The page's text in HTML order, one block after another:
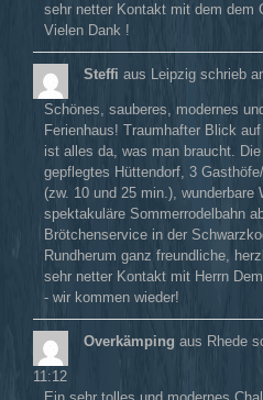
sehr netter Kontakt mit dem dem
Vielen Dank !
Steffi aus Leipzig schrieb
Schönes, sauberes, modernes
Ferienhaus! Traumhafter Blick
ist alles da, was man braucht.
gepflegtes Hüttendorf, 3
(zw. 10 und 25 min.), wunderbare
spektakuläre Sommerrodelbahn
Brötchenservice in der
Rundherum ganz freundliche,
sehr netter Kontakt mit Herrn
- wir kommen wieder!
Overkämping aus Rhede
11:12